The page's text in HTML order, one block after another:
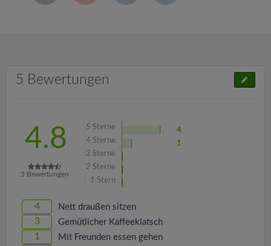
5 Bewertungen
4.8
5 Bewertungen
5 Sterne
4
4 Sterne
1
3 Sterne
2 Sterne
1 Stern
4 Nett draußen sitzen
3 Gemütlicher Kaffeeklatsch
1 Mit Freunden essen gehen